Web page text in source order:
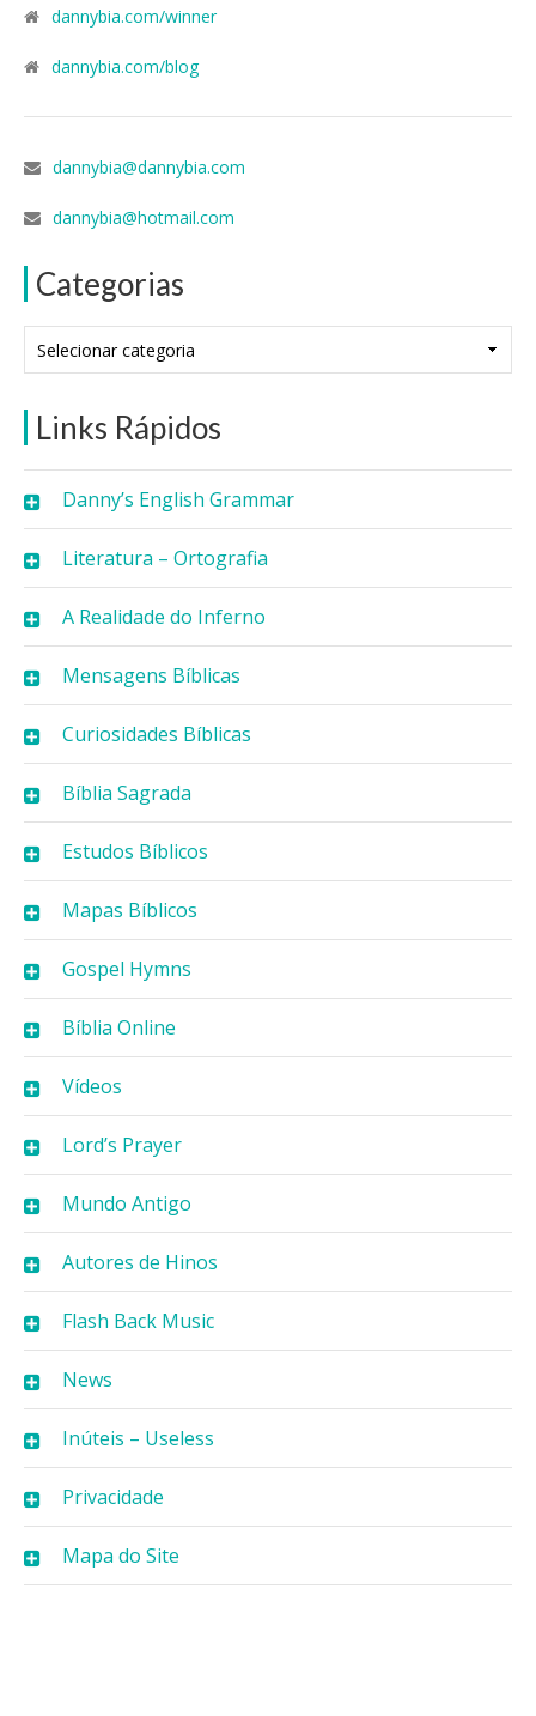
dannybia.com/winner
dannybia.com/blog
dannybia@dannybia.com
dannybia@hotmail.com
Categorias
Links Rápidos
Danny’s English Grammar
Literatura – Ortografia
A Realidade do Inferno
Mensagens Bíblicas
Curiosidades Bíblicas
Bíblia Sagrada
Estudos Bíblicos
Mapas Bíblicos
Gospel Hymns
Bíblia Online
Vídeos
Lord’s Prayer
Mundo Antigo
Autores de Hinos
Flash Back Music
News
Inúteis – Useless
Privacidade
Mapa do Site